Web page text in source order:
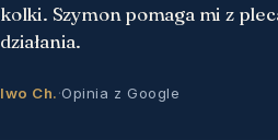
kolki. Szymon pomaga mi z
działania.
Iwo Ch.·Opinia z Google